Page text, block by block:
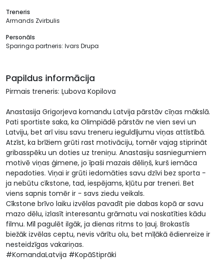
Treneris
Armands Zvirbulis
Personāls
Sparinga partneris: Ivars Drupa
Papildus informācija
Pirmais treneris: Ļubova Kopilova
Anastasija Grigorjeva komandu Latvija pārstāv cīņas mākslā.
Pati sportiste saka, ka Olimpiādē pārstāv ne vien sevi un
Latviju, bet arī visu savu treneru ieguldījumu viņas attīstībā.
Atzīst, ka brīžiem grūti rast motivāciju, tomēr vajag stiprināt
gribasspēku un doties uz treniņu. Anastasiju sasniegumiem
motivē viņas ģimene, jo īpaši mazais dēliņš, kurš iemāca
nepadoties. Viņai ir grūti iedomāties savu dzīvi bez sporta -
ja nebūtu cīkstone, tad, iespējams, kļūtu par treneri. Bet
viens sapnis tomēr ir - savs ziedu veikals.
Cīkstone brīvo laiku izvēlas pavadīt pie dabas kopā ar savu
mazo dēlu, izlasīt interesantu grāmatu vai noskatīties kādu
filmu. Mīl pagulēt ilgāk, ja dienas ritms to ļauj. Brokastīs
biežāk izvēlas ceptu, nevis vārītu olu, bet mīļākā ēdienreize ir
nesteidzīgas vakariņas.
#KomandaLatvija #KopāStiprāki